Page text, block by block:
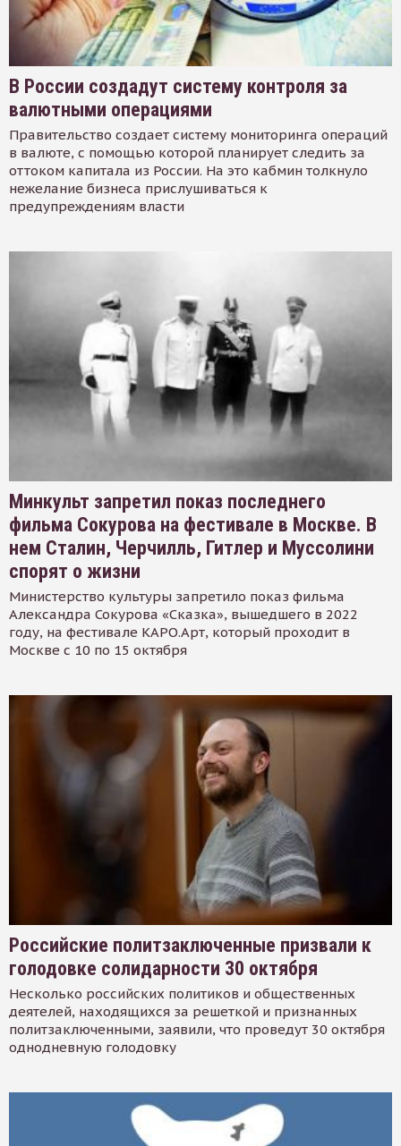
В России создадут систему контроля за
валютными операциями
Правительство создает систему мониторинга операций
в валюте, с помощью которой планирует следить за
оттоком капитала из России. На это кабмин толкнуло
нежелание бизнеса прислушиваться к
предупреждениям власти
Минкульт запретил показ последнего
фильма Сокурова на фестивале в Москве. В
нем Сталин, Черчилль, Гитлер и Муссолини
спорят о жизни
Министерство культуры запретило показ фильма
Александра Сокурова «Сказка», вышедшего в 2022
году, на фестивале КАРО.Арт, который проходит в
Москве с 10 по 15 октября
Российские политзаключенные призвали к
голодовке солидарности 30 октября
Несколько российских политиков и общественных
деятелей, находящихся за решеткой и признанных
политзаключенными, заявили, что проведут 30 октября
однодневную голодовку